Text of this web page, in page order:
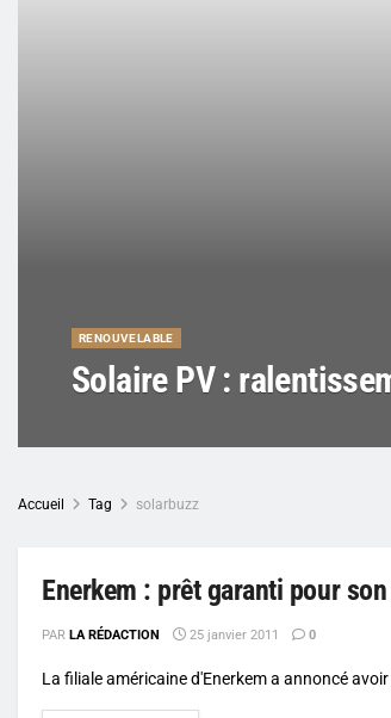
RENOUVELABLE
Solaire PV :
Accueil Tag solarbuzz
Enerkem : prêt garanti pour
PAR LA RÉDACTION 25 janvier 2011 0
La filiale américaine d'Enerkem a annoncé